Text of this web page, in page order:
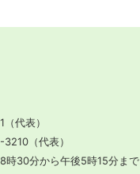
代表）
（代表）
時30分から午後5時15分まで